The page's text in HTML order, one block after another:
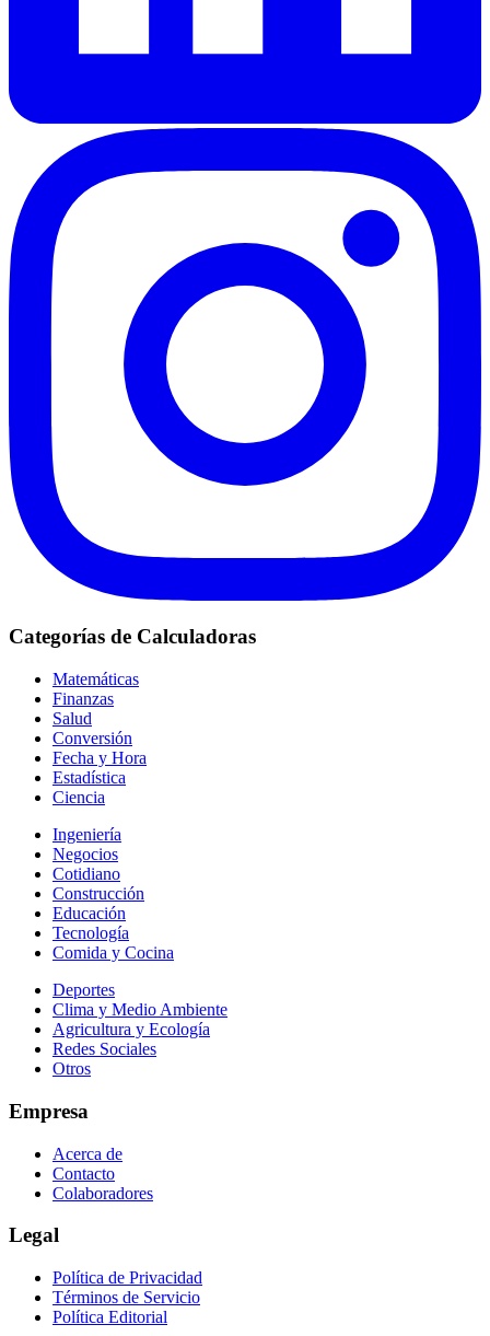
Categorías de Calculadoras
Matemáticas
Finanzas
Salud
Conversión
Fecha y Hora
Estadística
Ciencia
Ingeniería
Negocios
Cotidiano
Construcción
Educación
Tecnología
Comida y Cocina
Deportes
Clima y Medio Ambiente
Agricultura y Ecología
Redes Sociales
Otros
Empresa
Acerca de
Contacto
Colaboradores
Legal
Política de Privacidad
Términos de Servicio
Política Editorial